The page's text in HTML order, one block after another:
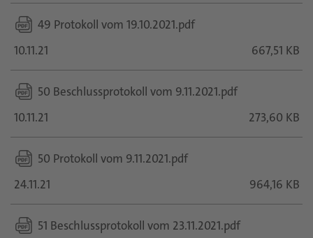
49 Protokoll vom 19.10.2021.pdf
10.11.21
667,51 KB
50 Beschlussprotokoll vom 9.11.2021.pdf
10.11.21
273,60 KB
50 Protokoll vom 9.11.2021.pdf
24.11.21
964,16 KB
51 Beschlussprotokoll vom 23.11.2021.pdf